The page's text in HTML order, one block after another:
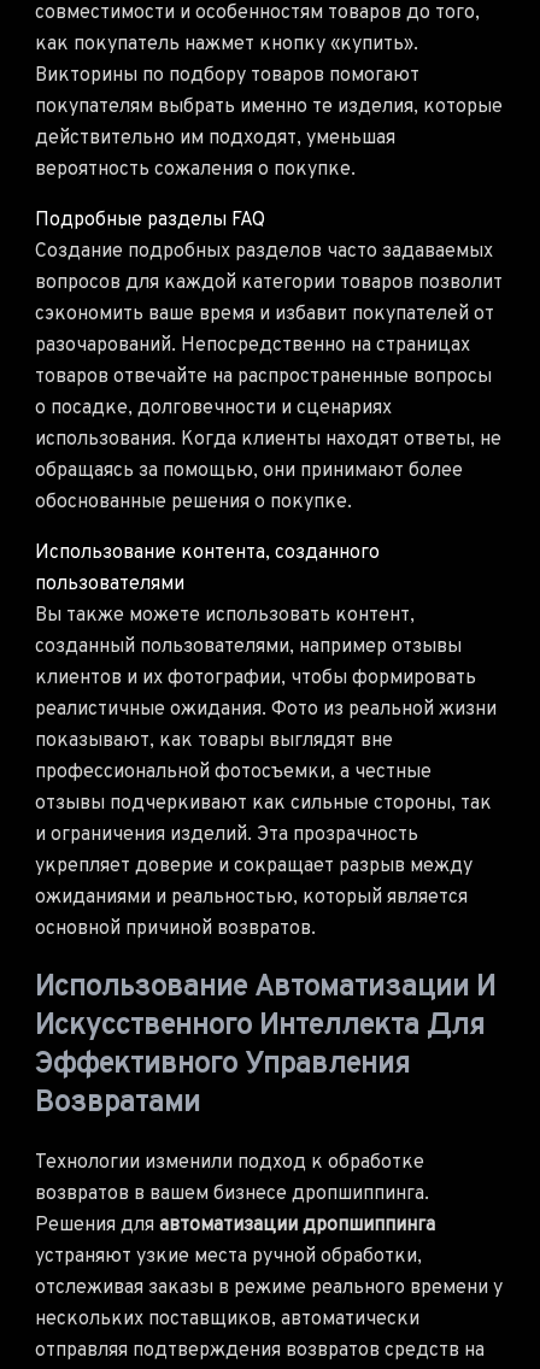
совместимости и особенностям товаров до того,
как покупатель нажмет кнопку «купить».
Викторины по подбору товаров помогают
покупателям выбрать именно те изделия, которые
действительно им подходят, уменьшая
вероятность сожаления о покупке.
Подробные разделы FAQ
Создание подробных разделов часто задаваемых
вопросов для каждой категории товаров позволит
сэкономить ваше время и избавит покупателей от
разочарований. Непосредственно на страницах
товаров отвечайте на распространенные вопросы
о посадке, долговечности и сценариях
использования. Когда клиенты находят ответы, не
обращаясь за помощью, они принимают более
обоснованные решения о покупке.
Использование контента, созданного
пользователями
Вы также можете использовать контент,
созданный пользователями, например отзывы
клиентов и их фотографии, чтобы формировать
реалистичные ожидания. Фото из реальной жизни
показывают, как товары выглядят вне
профессиональной фотосъемки, а честные
отзывы подчеркивают как сильные стороны, так
и ограничения изделий. Эта прозрачность
укрепляет доверие и сокращает разрыв между
ожиданиями и реальностью, который является
основной причиной возвратов.
Использование Автоматизации И
Искусственного Интеллекта Для
Эффективного Управления
Возвратами
Технологии изменили подход к обработке
возвратов в вашем бизнесе дропшиппинга.
Решения для автоматизации дропшиппинга
устраняют узкие места ручной обработки,
отслеживая заказы в режиме реального времени у
нескольких поставщиков, автоматически
отправляя подтверждения возвратов средств на